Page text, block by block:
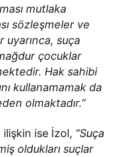
mutlaka
sözleşmeler ve
uyarınca, suça
çocuklar
Hak sahibi
kullanamamak da
olmaktadır.”
ise İzol, “Suça
oldukları suçlar